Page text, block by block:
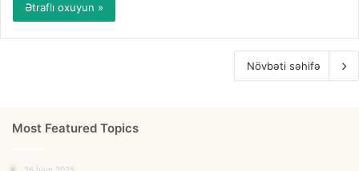
Ətraflı oxuyun »
Növbəti səhifə
Most Featured Topics